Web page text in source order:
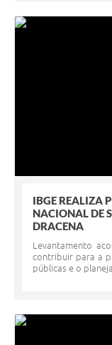
IBGE REALIZA
NACIONAL DE
DRACENA
Levantamento
contribuir para a
públicas e o